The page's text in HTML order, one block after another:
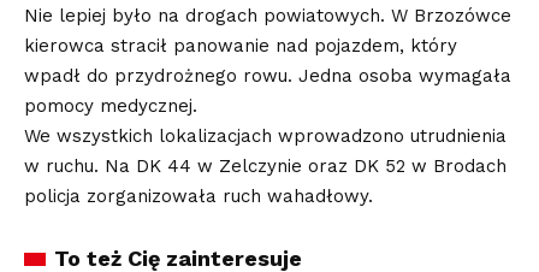
Nie lepiej było na drogach powiatowych. W Brzozówce
kierowca stracił panowanie nad pojazdem, który
wpadł do przydrożnego rowu. Jedna osoba wymagała
pomocy medycznej.
We wszystkich lokalizacjach wprowadzono utrudnienia
w ruchu. Na DK 44 w Zelczynie oraz DK 52 w Brodach
policja zorganizowała ruch wahadłowy.
To też Cię zainteresuje